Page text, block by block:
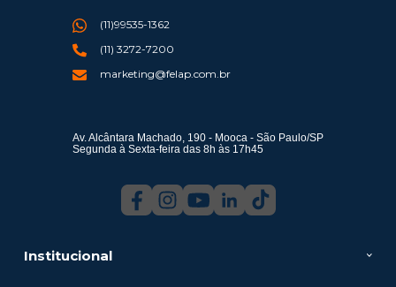
Institucional
(11)99535-1362
(11) 3272-7200
marketing@felap.com.br
Av. Alcântara Machado, 190 - Mooca - São Paulo/SP
Segunda à Sexta-feira das 8h às 17h45